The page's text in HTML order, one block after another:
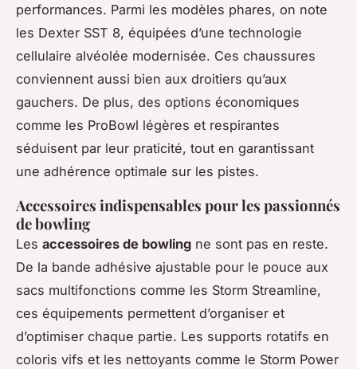
performances. Parmi les modèles phares, on note
les Dexter SST 8, équipées d’une technologie
cellulaire alvéolée modernisée. Ces chaussures
conviennent aussi bien aux droitiers qu’aux
gauchers. De plus, des options économiques
comme les ProBowl légères et respirantes
séduisent par leur praticité, tout en garantissant
une adhérence optimale sur les pistes.
Accessoires indispensables pour les passionnés
de bowling
Les accessoires de bowling ne sont pas en reste.
De la bande adhésive ajustable pour le pouce aux
sacs multifonctions comme les Storm Streamline,
ces équipements permettent d’organiser et
d’optimiser chaque partie. Les supports rotatifs en
coloris vifs et les nettoyants comme le Storm Power